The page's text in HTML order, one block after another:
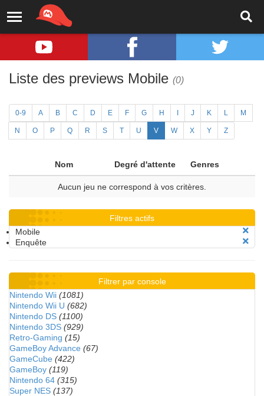
Liste des previews Mobile (0)
0-9 A B C D E F G H J K L M
N O P Q R S T U V W X Y Z
Nom Degré d'attente Genres
Aucun jeu ne correspond à vos critères.
Filtres actifs
Mobile
Enquête
Filtrer par console
Nintendo Wii (1081)
Nintendo Wii U (682)
Nintendo DS (1100)
Nintendo 3DS (929)
Retro-Gaming (15)
GameBoy Advance (67)
GameCube (422)
GameBoy (119)
Nintendo 64 (315)
Super NES (137)